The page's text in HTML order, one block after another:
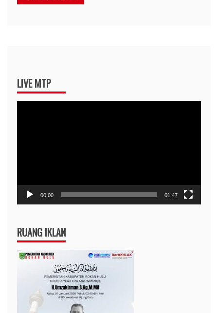
LIVE MTP
00:00 01:47
RUANG IKLAN